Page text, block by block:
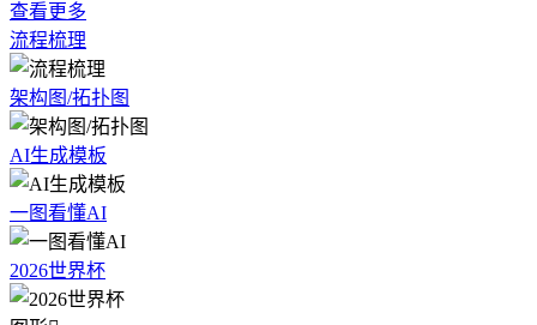
查看更多
流程梳理
架构图/拓扑图
AI生成模板
一图看懂AI
2026世界杯